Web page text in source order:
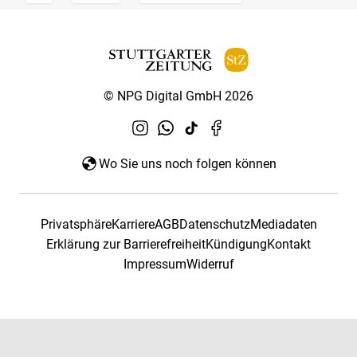
© NPG Digital GmbH 2026
Wo Sie uns noch folgen können
PrivatsphäreKarriereAGBDatenschutzMediadaten
Erklärung zur BarrierefreiheitKündigungKontakt
ImpressumWiderruf